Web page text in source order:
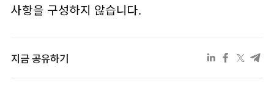
사항을 구성하지 않습니다.
지금 공유하기